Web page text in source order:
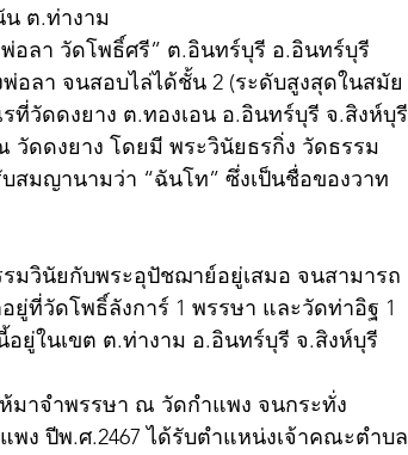
น ต.ท่างาม
อลา วัดโพธิ์ศรี” ต.อินทร์บุรี อ.อินทร์บุรี
อลา จนสอบไล่ได้ชั้น 2 (ระดับสูงสุดในสมัย
ที่วัดดงยาง ต.ทองเอน อ.อินทร์บุรี จ.สิงห์บุรี
วัดดงยาง โดยมี พระวินัยธรกิ่ง วัดธรรม
สมญานามว่า “ฉันโท” ซึ่งเป็นชื่อของวาท
มวินัยกับพระอุปัชฌาย์อยู่เสมอ จนสามารถ
ที่วัดโพธิ์ลังการ์ 1 พรรษา และวัดท่าอิฐ 1
ยู่ในเขต ต.ท่างาม อ.อินทร์บุรี จ.สิงห์บุรี
มาจำพรรษา ณ วัดกำแพง จนกระทั่ง
พง ปีพ.ศ.2467 ได้รับตำแหน่งเจ้าคณะตำบล